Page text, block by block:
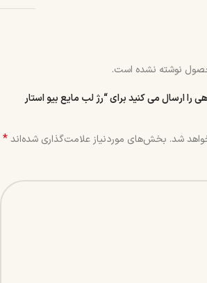
نوشته نشده است.
را ارسال می کنید برای “رژ لب مایع بیو استار
شد. بخش‌های موردنیاز علامت‌گذاری شده‌اند*